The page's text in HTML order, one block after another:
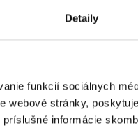
Detaily
funkcií sociálnych
webové stránky,
informácie